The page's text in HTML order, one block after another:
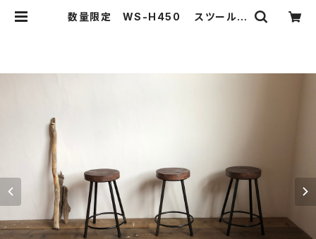
数量限定 WS-H450 スツール